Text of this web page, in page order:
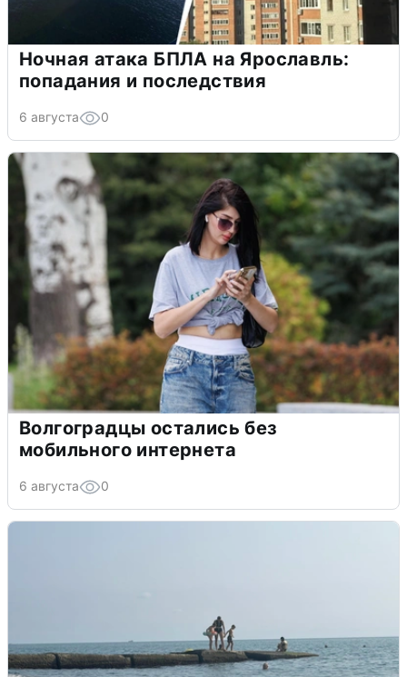
Ночная атака БПЛА на Ярославль:
попадания и последствия
6 августа 0
Волгоградцы остались без
мобильного интернета
6 августа 0